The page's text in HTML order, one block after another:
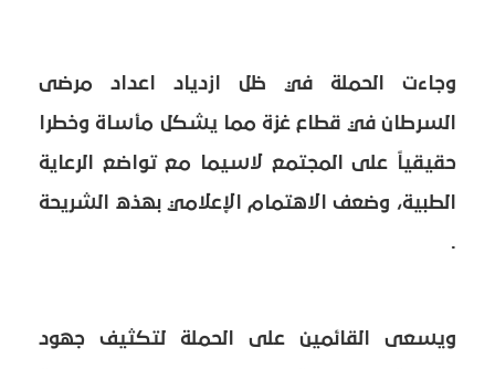
وجاءت الحملة في ظل ازدياد اعداد مرضى
السرطان في قطاع غزة مما يشكل مأساة وخطرا
حقيقياً على المجتمع لاسيما مع تواضع الرعاية
الطبية، وضعف الاهتمام الإعلامي بهذه الشريحة
.
ويسعى القائمين على الحملة لتكثيف جهود